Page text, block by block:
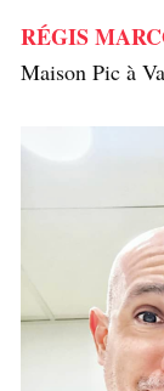
RÉGIS
Maison Pic à